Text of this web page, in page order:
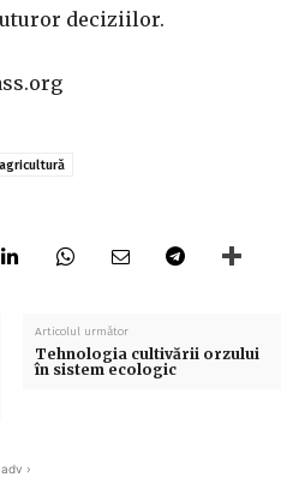
deciziilor.
Articolul următor
Tehnologia cultivării orzului
în sistem ecologic
adv ›